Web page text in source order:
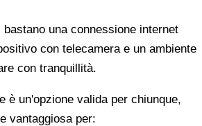
bastano una connessione internet
con telecamera e un ambiente
con tranquillità.
è un'opzione valida per chiunque,
vantaggiosa per: